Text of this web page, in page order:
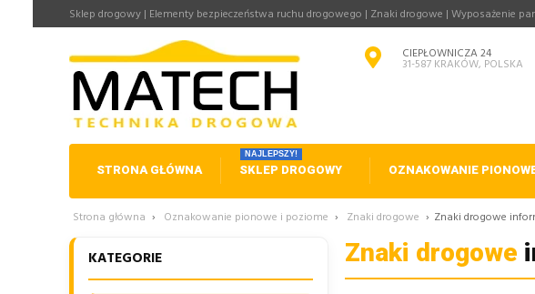
Sklep drogowy | Elementy bezpieczeństwa ruchu drogowego | Znaki drogowe | Wyposażenie
CIEPŁOWNICZA 24
31-587 KRAKÓW, POLSKA
STRONA GŁÓWNA SKLEP DROGOWY
NAJLEPSZY!
OZNAKOWANIE
Strona główna › Oznakowanie pionowe i poziome › Znaki drogowe › Znaki drogowe
Znaki drogowe
KATEGORIE